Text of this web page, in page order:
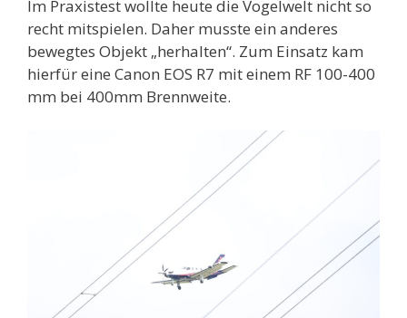
Im Praxistest wollte heute die Vogelwelt nicht so
recht mitspielen. Daher musste ein anderes
bewegtes Objekt „herhalten“. Zum Einsatz kam
hierfür eine Canon EOS R7 mit einem RF 100-400
mm bei 400mm Brennweite.